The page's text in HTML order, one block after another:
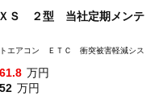
Ｓ ２型 当社定期メンテ
エアコン ＥＴＣ 衝突被害軽減シス
万円
万円